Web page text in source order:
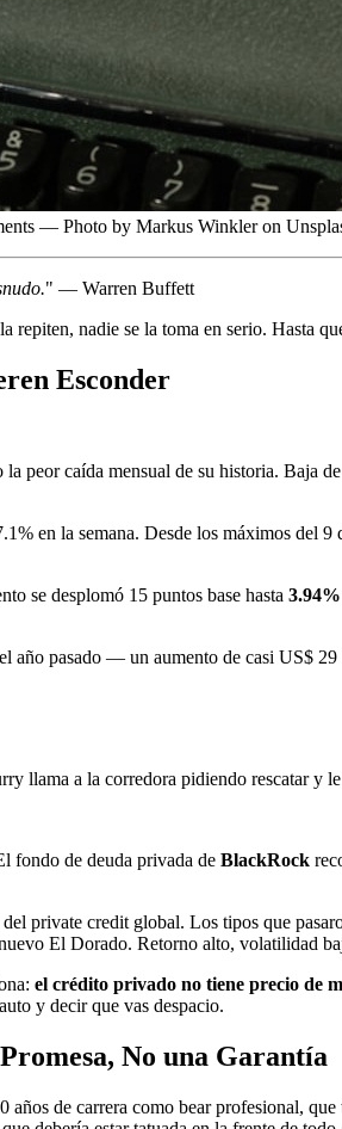
— Photo by Markus Winkler on
" — Warren Buffett
nadie se la toma en serio. Hasta
Esconder
caída mensual de su historia. Baja
en la semana. Desde los máximos del 9
se desplomó 15 puntos base hasta 3.94%
el año pasado — un aumento de casi US$ 29
llama a la corredora pidiendo rescatar y
fondo de deuda privada de BlackRock
del private credit global. Los tipos que
El Dorado. Retorno alto, volatilidad
el crédito privado no tiene precio de
y decir que vas despacio.
No una Garantía
de carrera como bear profesional,